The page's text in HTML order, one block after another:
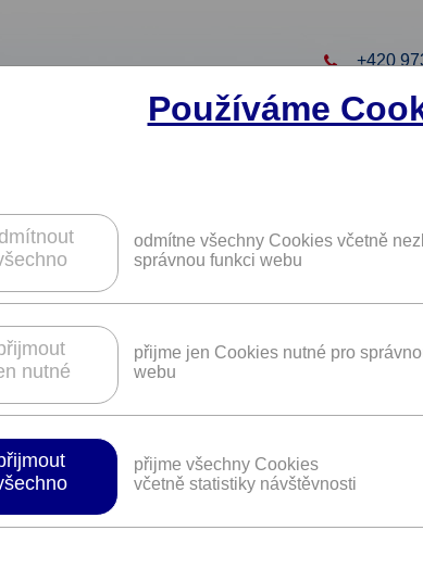
+420
Používáme
odmítne všechny Cookies včetně
správnou funkci webu
nutné
přijme jen Cookies nutné pro
webu
přijme všechny Cookies
včetně statistiky návštěvnosti
v chalupě Kubova Huť na
Platnost není časově omezena.
i čerpat novou energii a posilovat své zdraví.
v klidné chalupě s kapacitou maximálně pro 10 osob. K
na lyžaře i Ski Alpinisty, na ty z vás, kteří chtějí stále
koupání v zimě „pod ledem“, běhání po lese i v
na sněhu. Máme také rádi Wima Hofa a jeho systém
do těchto aktivit i zasvětit.